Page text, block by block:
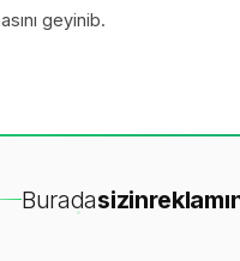
geyinib.
Buradasizin